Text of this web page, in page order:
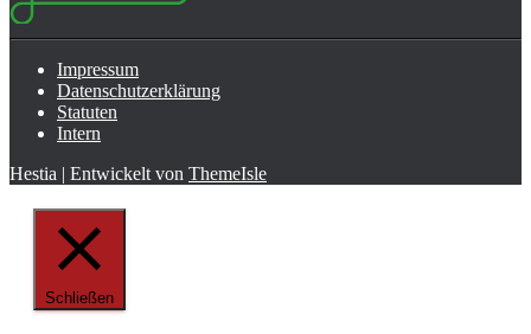
Impressum
Datenschutzerklärung
Statuten
Intern
Hestia | Entwickelt von ThemeIsle
Schließen